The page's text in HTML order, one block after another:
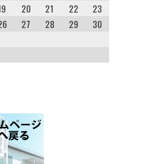
20 21 22
23
27 28 29
30